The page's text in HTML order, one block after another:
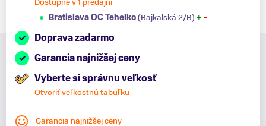
Bratislava OC Tehelko(Bajkalská 2/B) + -
Doprava zadarmo
Garancia najnižšej ceny
Vyberte si správnu veľkosť
Otvoriť veľkostnú tabuľku
Garancia najnižšej ceny